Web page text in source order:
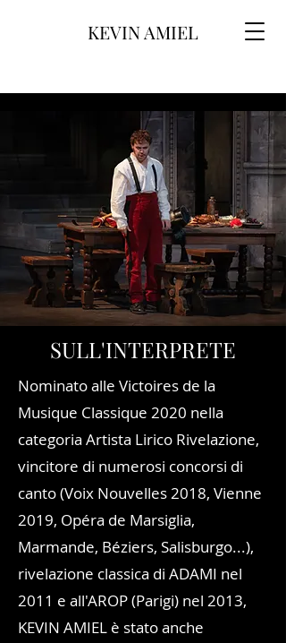
KEVIN AMIEL
SULL'INTERPRETE
Nominato alle Victoires de la
Musique Classique 2020 nella
categoria Artista Lirico Rivelazione,
vincitore di numerosi concorsi di
canto (Voix Nouvelles 2018, Vienne
2019, Opéra de Marsiglia,
Marmande, Béziers, Salisburgo...),
rivelazione classica di ADAMI nel
2011 e all'AROP (Parigi) nel 2013,
KEVIN AMIEL è stato anche